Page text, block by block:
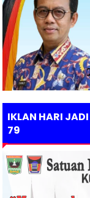
IKLAN HARI
79